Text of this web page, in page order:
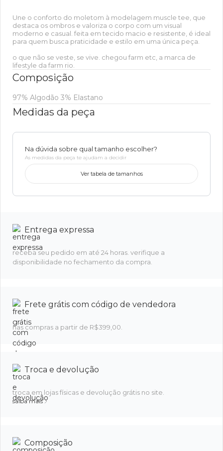
Une o conforto do moletom à modelagem muscle tee, que
destaca os ombros e valoriza o corpo com um visual
moderno e casual. feita em tecido macio e resistente, é ideal
para quem busca praticidade e estilo em uma única peça.
o que não se veste, se vive. chegou farm etc, a marca de
lifestyle da farm rio.
Composição
97% Algodão 3% Elastano
Medidas da peça
Na dúvida sobre qual tamanho escolher?
As medidas da peça te ajudam a decidir
Ver tabela de tamanhos
Entrega expressa
receba seu pedido em até 24 horas. verifique a
disponibilidade no fechamento da compra.
Frete grátis com código de vendedora
nas compras a partir de R$399,00.
Troca e devolução
troca em lojas físicas e devolução grátis no site.
saiba mais
Composição